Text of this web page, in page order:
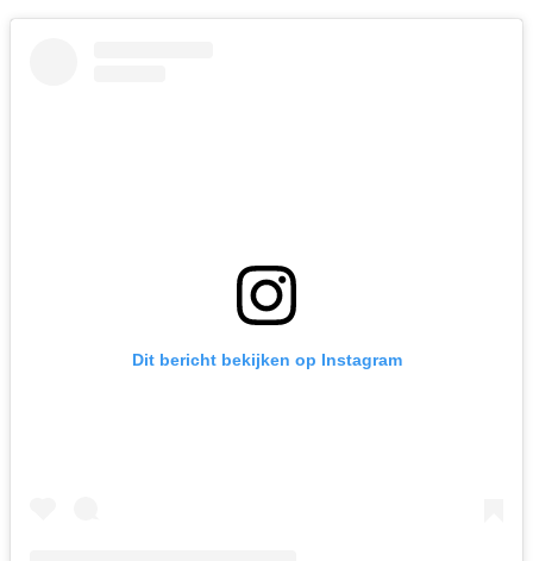
Dit bericht bekijken op Instagram